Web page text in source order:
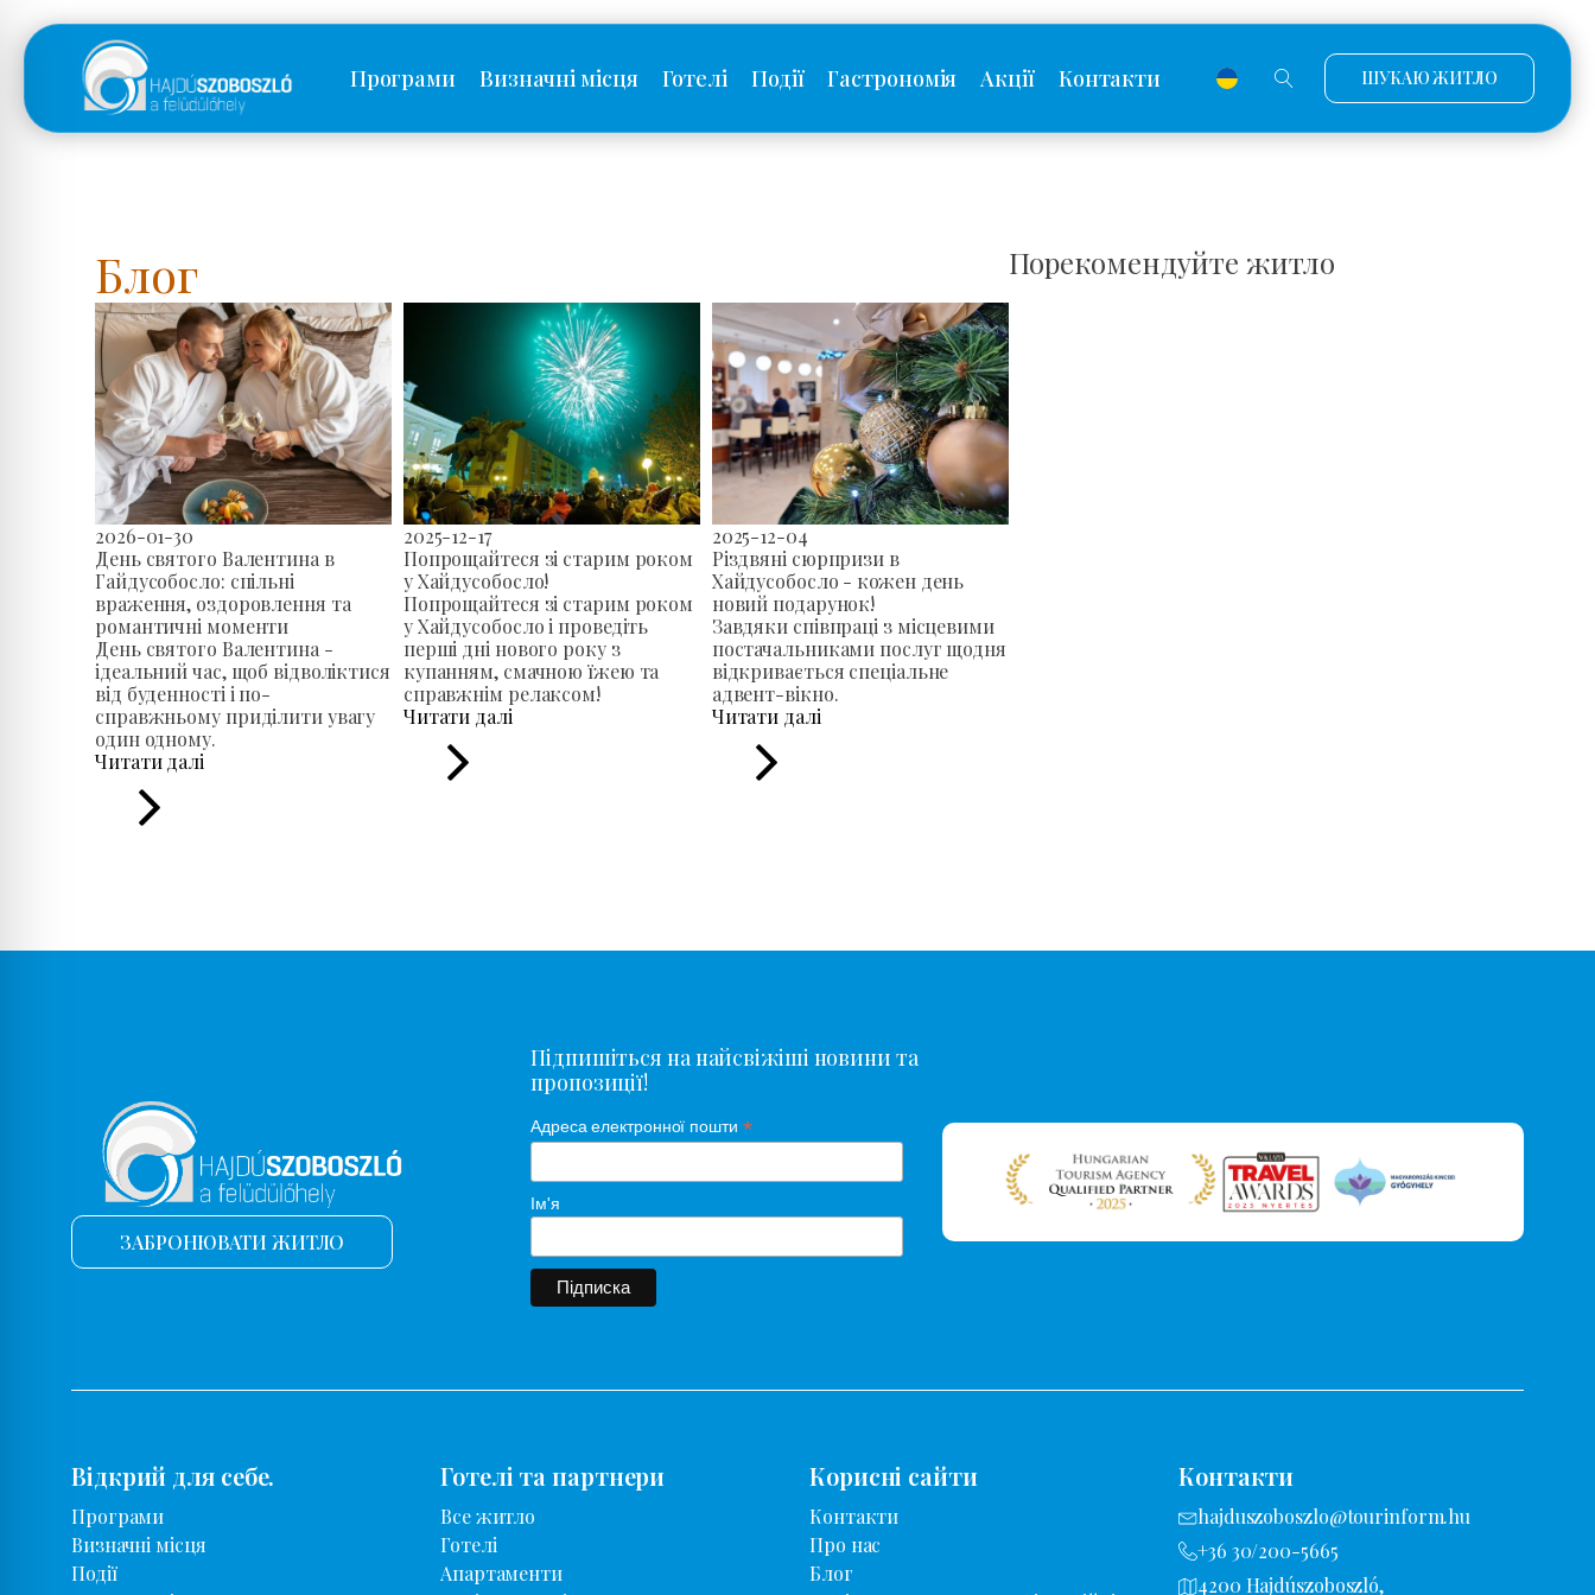
Програми Визначні місця Готелі Події Гастрономія Акції Контакти ШУКАЮ ЖИТЛО
Блог
2026-01-30
День святого Валентина в
Гайдусобосло: спільні
враження, оздоровлення та
романтичні моменти
День святого Валентина -
ідеальний час, щоб відволіктися
від буденності і по-
справжньому приділити увагу
один одному.
Читати далі
2025-12-17
Попрощайтеся зі старим роком
у Хайдусобосло!
Попрощайтеся зі старим роком
у Хайдусобосло і проведіть
перші дні нового року з
купанням, смачною їжею та
справжнім релаксом!
Читати далі
2025-12-04
Різдвяні сюрпризи в
Хайдусобосло - кожен день
новий подарунок!
Завдяки співпраці з місцевими
постачальниками послуг щодня
відкривається спеціальне
адвент-вікно.
Читати далі
Порекомендуйте житло
ЗАБРОНЮВАТИ ЖИТЛО
Підпишіться на найсвіжіші новини та
пропозиції!
Адреса електронної пошти *
Ім'я
Відкрий для себе.
Програми
Визначні місця
Події
Готелі та партнери
Все житло
Готелі
Апартаменти
Корисні сайти
Контакти
Про нас
Блог
Контакти
hajduszoboszlo@tourinform.hu
+36 30/200-5665
4200 Hajdúszoboszló,